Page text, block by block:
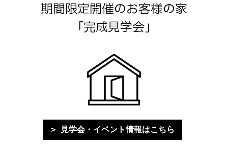
期間限定開催のお客様の家
「完成見学会」
見学会・イベント情報はこちら